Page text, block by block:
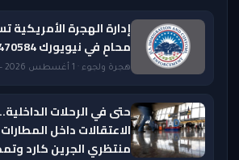
إدارة الهجرة
محامٍ في نيويورك 470584 دولاراً
هجرة ولجوء · 1 أغسطس 2026 — 7:10 PM
الاعتقالات داخل
منتظري الجرين كارد